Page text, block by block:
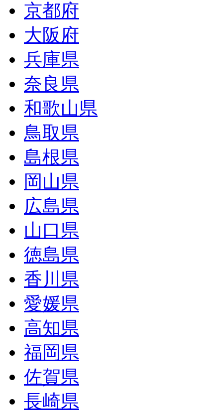
京都府
大阪府
兵庫県
奈良県
和歌山県
鳥取県
島根県
岡山県
広島県
山口県
徳島県
香川県
愛媛県
高知県
福岡県
佐賀県
長崎県